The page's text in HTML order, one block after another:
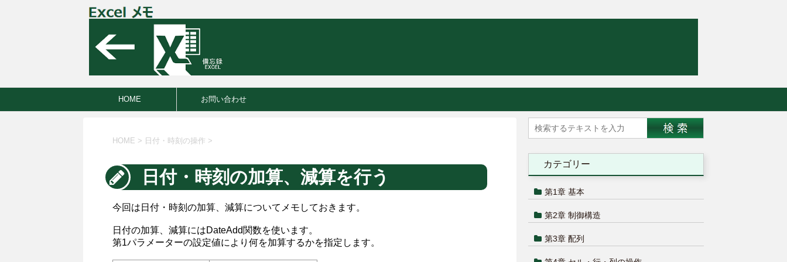
HOME お問い合わせ
HOME > 日付・時刻の操作 >
日付・時刻の加算、減算を行う
今回は日付・時刻の加算、減算についてメモしておきます。
日付の加算、減算にはDateAdd関数を使います。
第1パラメーターの設定値により何を加算するかを指定します。
カテゴリー
第1章 基本
第2章 制御構造
第3章 配列